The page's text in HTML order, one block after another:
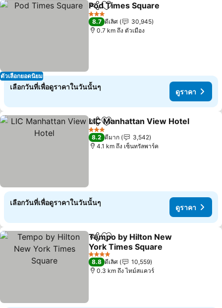
ตัวเลือกยอดนิยม
แชร์ เพิ่มในรายการโปรด
Pod Times Square
3 ดาว
8.7 ดีเลิศ
30,945
0.7 km ถึง ตัวเมือง
เลือกวันที่เพื่อดูราคาในวันนั้นๆ
ดูราคา
แชร์ เพิ่มในรายการโปรด
LIC Manhattan View Hotel
3 ดาว
8.2 ดีมาก
3,542
4.1 km ถึง เซ็นทรัลพาร์ค
เลือกวันที่เพื่อดูราคาในวันนั้นๆ
ดูราคา
แชร์ เพิ่มในรายการโปรด
Tempo by Hilton New
York Times Square
ดูราคา
4 ดาว
8.8 ดีเลิศ
10,559
0.3 km ถึง ไทม์สแควร์